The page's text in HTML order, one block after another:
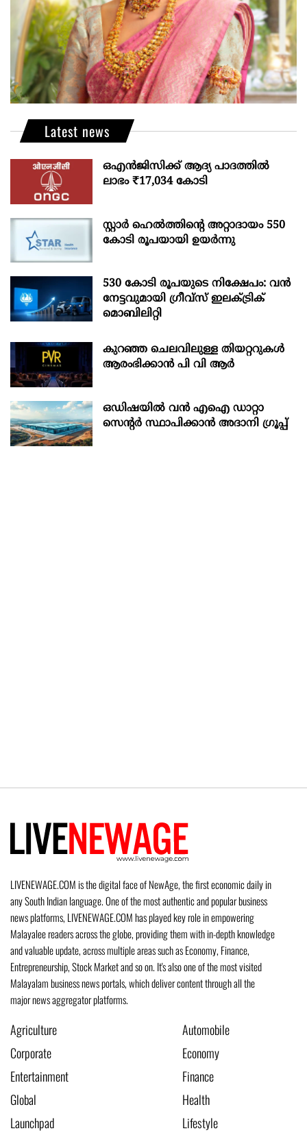
Latest news
ഒഎന്‍ജിസിക്ക് ആദ്യ പാദത്തില്‍
ലാഭം ₹17,034 കോടി
സ്റ്റാർ ഹെൽത്തിന്റെ അറ്റാദായം 550
കോടി രൂപയായി ഉയർന്നു
530 കോടി രൂപയുടെ നിക്ഷേപം: വൻ
നേട്ടവുമായി ഗ്രീവ്സ് ഇലക്ട്രിക്
മൊബിലിറ്റി
കുറഞ്ഞ ചെലവിലുള്ള തിയറ്ററുകൾ
ആരംഭിക്കാൻ പി വി ആർ
ഒഡിഷയില്‍ വന്‍ എഐ ഡാറ്റാ
സെന്റര്‍ സ്ഥാപിക്കാന്‍ അദാനി ഗ്രൂപ്പ്
LIVENEWAGE.COM is the digital face of NewAge, the first economic daily in
any South Indian language. One of the most authentic and popular business
news platforms, LIVENEWAGE.COM has played key role in empowering
Malayalee readers across the globe, providing them with in-depth knowledge
and valuable update, across multiple areas such as Economy, Finance,
Entrepreneurship, Stock Market and so on. It's also one of the most visited
Malayalam business news portals, which deliver content through all the
major news aggregator platforms.
Agriculture
Automobile
Corporate
Economy
Entertainment
Finance
Global
Health
Launchpad
Lifestyle